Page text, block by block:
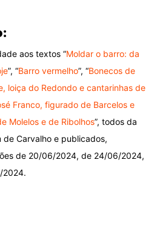
aos textos “Moldar o barro: da
”, “Barro vermelho”, “Bonecos de
loiça do Redondo e cantarinhas de
Franco, figurado de Barcelos e
Molelos e de Ribolhos”, todos da
de Carvalho e publicados,
de 20/06/2024, de 24/06/2024,
2024.